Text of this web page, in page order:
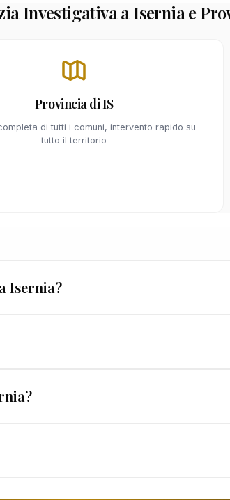
Investigativa a Isernia e
Provincia di IS
di tutti i comuni, intervento rapido su
tutto il territorio
Isernia?
opera dal 1962 con licenza
separazioni, verifiche pre-
per un caso a Isernia è sempre